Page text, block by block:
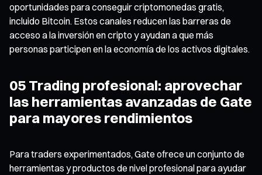
oportunidades para conseguir criptomonedas gratis,
incluido Bitcoin. Estos canales reducen las barreras de
acceso a la inversión en cripto y ayudan a que más
personas participen en la economía de los activos digitales.
05 Trading profesional: aprovechar
las herramientas avanzadas de Gate
para mayores rendimientos
Para traders experimentados, Gate ofrece un conjunto de
herramientas y productos de nivel profesional para ayudar